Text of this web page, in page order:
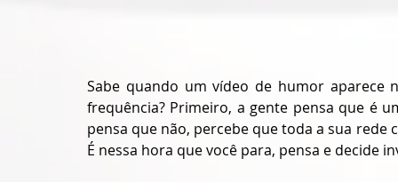
Sabe quando um vídeo de humor
frequência? Primeiro, a gente pensa que é
pensa que não, percebe que toda a sua
É nessa hora que você para, pensa e decide